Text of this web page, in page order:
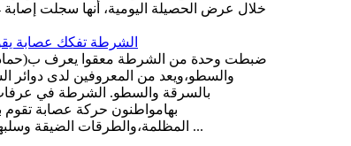
الشرطة تفكك عصابة
ضبطت وحدة من الشرطة معقوا يعرف
والسطو،ويعد من المعروفين لدى
بالسرقة والسطو. الشرطة في عرفات
بهامواطنون حركة عصابة تقوم
المظلمة،والطرقات الضيقة وسلبهم، ودخول المنازل في أوقات ...